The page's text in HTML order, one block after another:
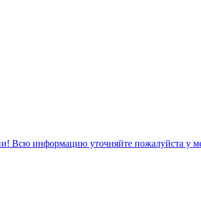
информацию уточняйте пожалуйста у